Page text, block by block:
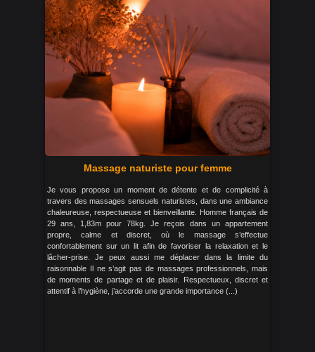
Massage naturiste pour femme
Je vous propose un moment de détente et de complicité à
travers des massages sensuels naturistes, dans une ambiance
chaleureuse, respectueuse et bienveillante. Homme français de
29 ans, 1,83m pour 78kg. Je reçois dans un appartement
propre, calme et discret, où le massage s’effectue
confortablement sur un lit afin de favoriser la relaxation et le
lâcher-prise. Je peux aussi me déplacer dans la limite du
raisonnable Il ne s’agit pas de massages professionnels, mais
de moments de partage et de plaisir. Respectueux, discret et
attentif à l’hygiène, j’accorde une grande importance (...)